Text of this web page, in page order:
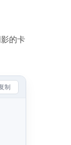
的卡
制